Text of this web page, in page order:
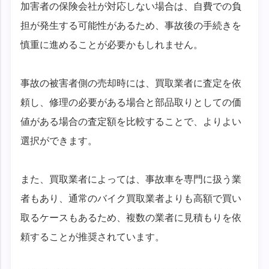
加害者の保険会社が対応しない場合は、自費での負
担が発生する可能性があるため、事故後の手続きを
慎重に進めることが必要かもしれません。
事故の被害者側の売却時には、買取業者に査定を依
頼し、修理の必要がある場合と部品取りとしての価
値がある場合の査定額を比較することで、よりよい
選択ができます。
また、買取業者によっては、事故車を専門に扱う業
者もあり、通常のバイク買取業者よりも高額で買い
取るケースもあるため、複数の業者に見積もりを依
頼することが推奨されています。